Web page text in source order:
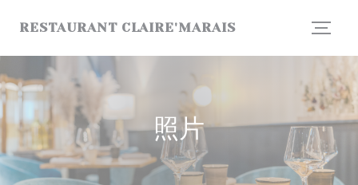
RESTAURANT CLAIRE'MARAIS
照片